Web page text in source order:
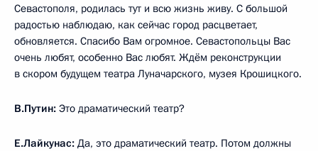
Севастополя, родилась тут и всю жизнь живу. С большой
радостью наблюдаю, как сейчас город расцветает,
обновляется. Спасибо Вам огромное. Севастопольцы Вас
очень любят, особенно Вас любят. Ждём реконструкции
в скором будущем театра Луначарского, музея Крошицкого.
В.Путин: Это драматический театр?
Е.Лайкунас: Да, это драматический театр. Потом должны